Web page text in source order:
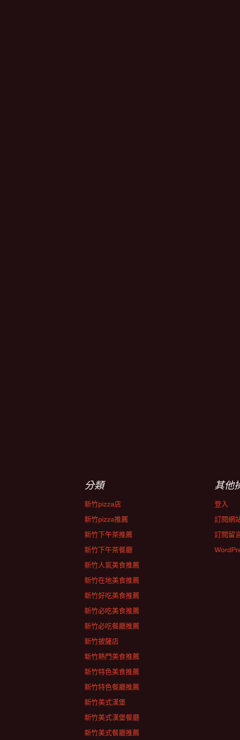
分類
新竹pizza店
新竹pizza推薦
新竹下午茶推薦
新竹下午茶餐廳
新竹人氣美食推薦
新竹在地美食推薦
新竹好吃美食推薦
新竹必吃美食推薦
新竹必吃餐廳推薦
新竹披薩店
新竹熱門美食推薦
新竹特色美食推薦
新竹特色餐廳推薦
新竹美式漢堡
新竹美式漢堡餐廳
新竹美式餐廳推薦
其他
登入
訂閱網
訂閱留